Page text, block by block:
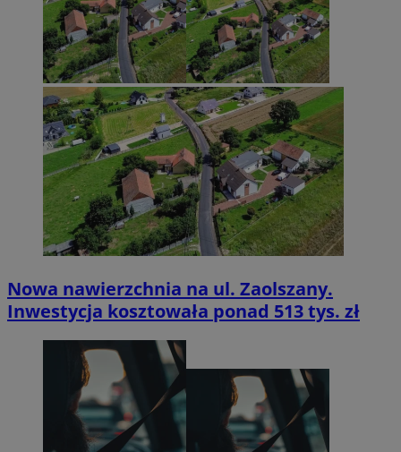
Nowa nawierzchnia na ul. Zaolszany.
Inwestycja kosztowała ponad 513 tys. zł